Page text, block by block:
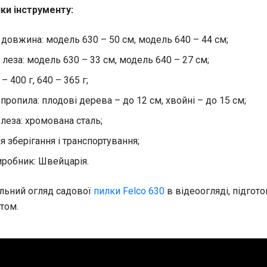
інструменту:
довжина: модель 630 – 50 см, модель 640 – 44 см;
модель 630 – 33 см, модель 640 – 27 см;
400 г, 640 – 365 г;
плодові дерева – до 12 см, хвойні – до 15 см;
хромована сталь;
зберігання і транспортування;
Швейцарія.
огляд садової пилки Felco 630 в відеоогляді,